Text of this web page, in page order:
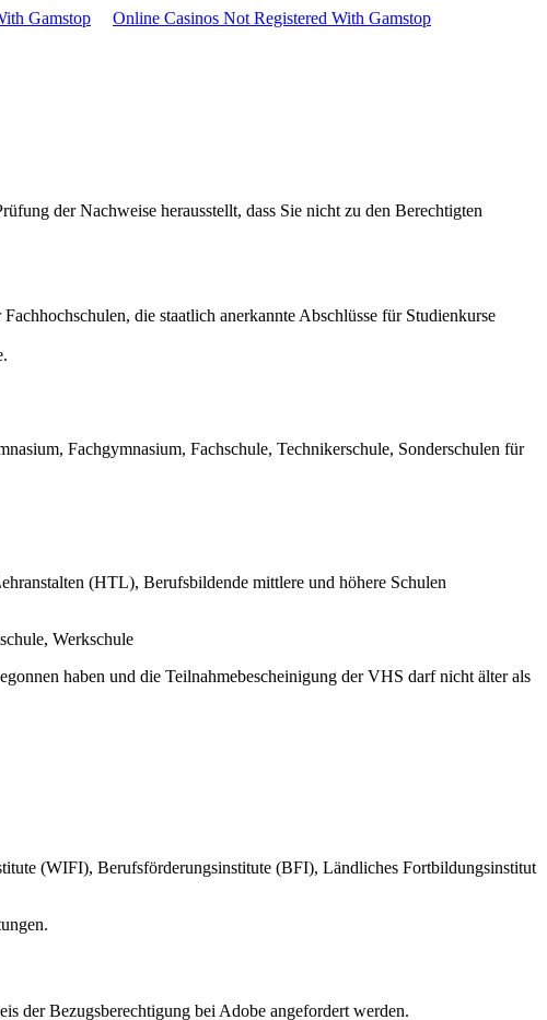
Gamstop Online Casinos Not Registered With Gamstop
der Nachweise herausstellt, dass Sie nicht zu den Berechtigten
die staatlich anerkannte Abschlüsse für Studienkurse
Fachgymnasium, Fachschule, Technikerschule, Sonderschulen für
(HTL), Berufsbildende mittlere und höhere Schulen
Werkschule
haben und die Teilnahmebescheinigung der VHS darf nicht älter als
(WIFI), Berufsförderungsinstitute (BFI), Ländliches Fortbildungsinstitut
der Bezugsberechtigung bei Adobe angefordert werden.